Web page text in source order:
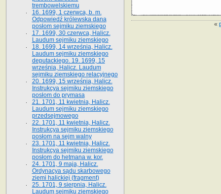
«
trembowelskiemu
16. 1699, 1 czerwca, b. m.
Odpowiedź królewska dana
posłom sejmiku ziemskiego
17. 1699, 30 czerwca, Halicz.
Laudum sejmiku ziemskiego
18. 1699, 14 września, Halicz.
Laudum sejmiku ziemskiego
deputackiego. 19. 1699, 15
września, Halicz. Laudum
sejmiku ziemskiego relacyjnego
20. 1699, 15 września, Halicz.
Instrukcya sejmiku ziemskiego
posłom do prymasa
21. 1701, 11 kwietnia, Halicz.
Laudum sejmiku ziemskiego
przedsejmowego
22. 1701, 11 kwietnia, Halicz.
Instrukcya sejmiku ziemskiego
posłom na sejm walny
23. 1701, 11 kwietnia, Halicz.
Instrukcya sejmiku ziemskiego
posłom do hetmana w. kor.
24. 1701, 9 maja, Halicz.
Ordynacya sądu skarbowego
ziemi halickiej (fragment)
25. 1701, 9 sierpnia, Halicz.
Laudum sejmiku ziemskiego